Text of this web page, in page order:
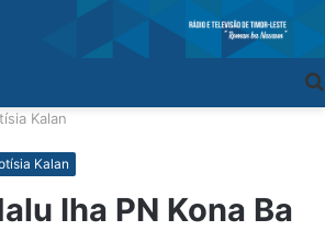
Kalan
Kalan
Iha PN Kona Ba